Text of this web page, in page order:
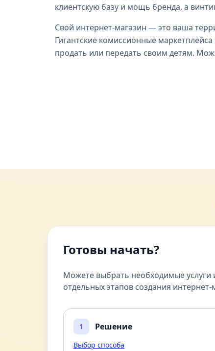
клиентскую базу и мощь бренда, а
Свой интернет-магазин — это ваша
Гигантские комиссионные
продать или передать своим детям.
Готовы начать?
Можете выбрать необходимые услуги
отдельных этапов создания интернет-
1 Решение
Выбор способа